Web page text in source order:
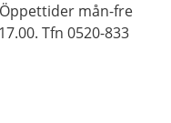
mån-fre
Tfn 0520-833